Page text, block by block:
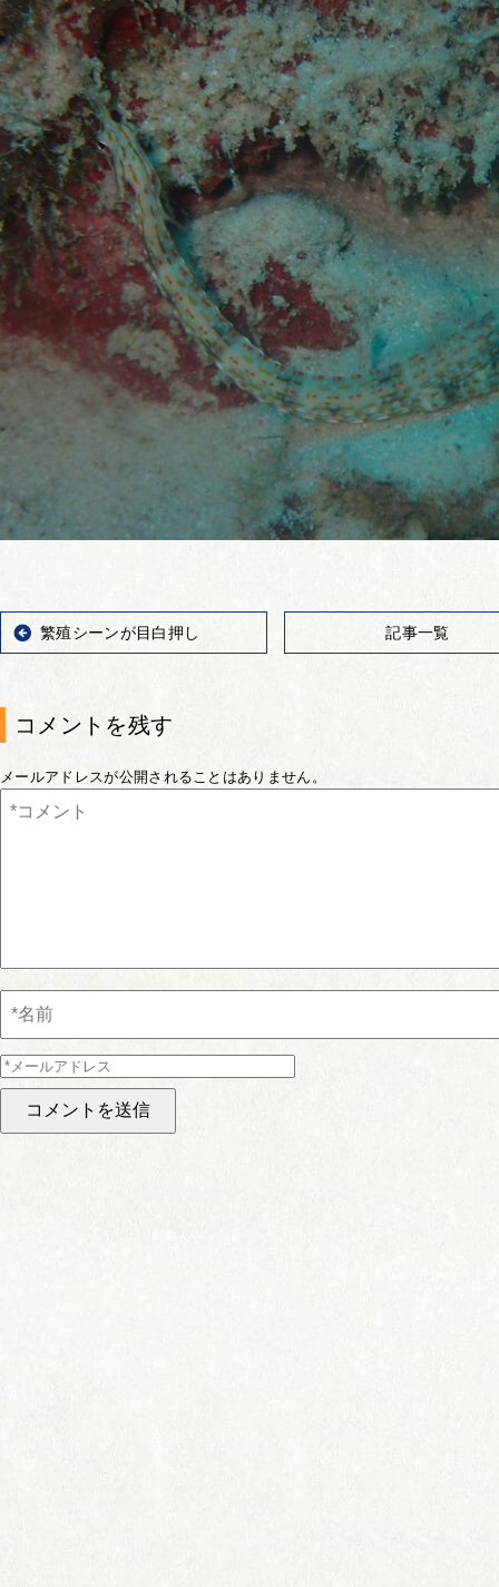
繁殖シーンが目白押し 記事一覧
コメントを残す
メールアドレスが公開されることはありません。